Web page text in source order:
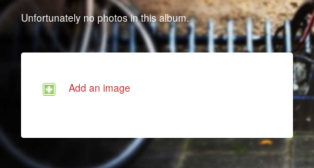
Unfortunately no photos in this album.
Add an image